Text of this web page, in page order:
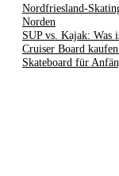
Nordfriesland-
Norden
SUP vs. Kajak: Was
Cruiser Board
Skateboard für